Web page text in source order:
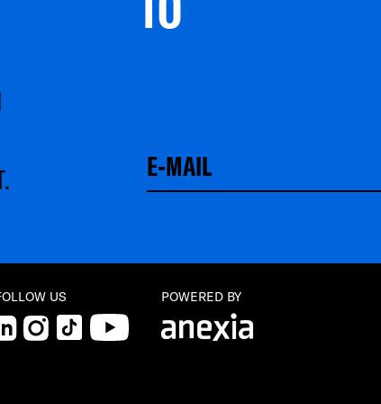
US
LinkedInInstagram
TikTok YouTube
POWERED BY